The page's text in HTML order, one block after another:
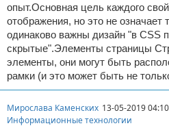
опыт.Основная цель каждого
отображения, но это не означает
одинаково важны дизайн "в CSS
скрытые".Элементы страницы
элементы, они могут быть
рамки (и это может быть не
Мирослава Каменских 13-05-2019 04:10
Информационные технологии